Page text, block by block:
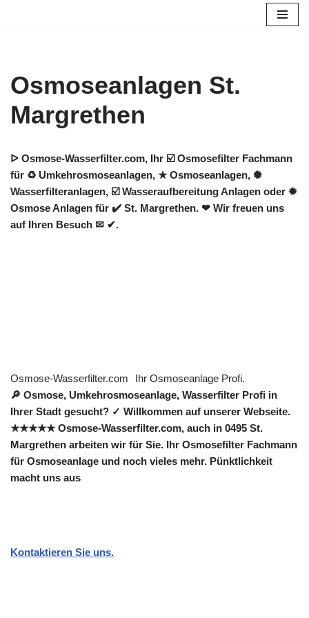
Osmoseanlagen St.
Margrethen
ᐅ Osmose-Wasserfilter.com, Ihr ☑️ Osmosefilter Fachmann
für ♻ Umkehrosmoseanlagen, ★ Osmoseanlagen, ✺
Wasserfilteranlagen, ☑️ Wasseraufbereitung Anlagen oder ✹
Osmose Anlagen für ✔️ St. Margrethen. ❤ Wir freuen uns
auf Ihren Besuch ✉ ✔.
Osmose-Wasserfilter.com
Ihr Osmoseanlage Profi.
🔎 Osmose, Umkehrosmoseanlage, Wasserfilter Profi in
Ihrer Stadt gesucht? ✓ Willkommen auf unserer Webseite.
★★★★★ Osmose-Wasserfilter.com, auch in 0495 St.
Margrethen arbeiten wir für Sie. Ihr Osmosefilter Fachmann
für Osmoseanlage und noch vieles mehr. Pünktlichkeit
macht uns aus
Kontaktieren Sie uns.